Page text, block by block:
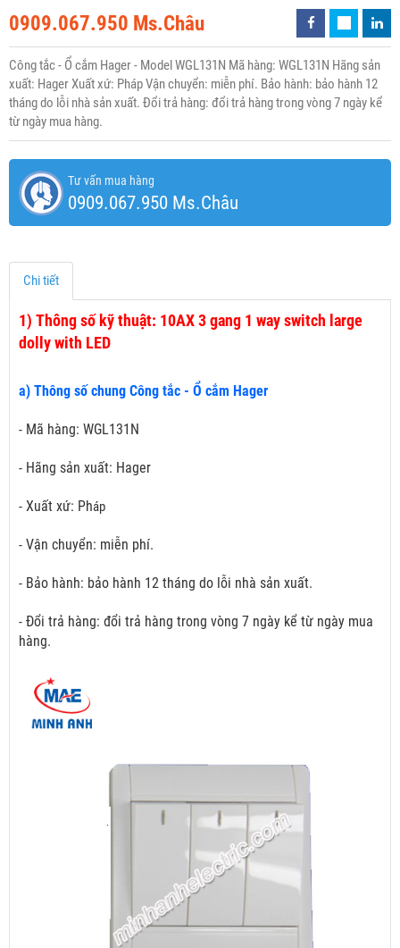
0909.067.950 Ms.Châu
Công tắc - Ổ cắm Hager - Model WGL131N Mã hàng: WGL131N Hãng sản
xuất: Hager Xuất xứ: Pháp Vận chuyển: miễn phí. Bảo hành: bảo hành 12
tháng do lỗi nhà sản xuất. Đổi trả hàng: đổi trả hàng trong vòng 7 ngày kể
từ ngày mua hàng.
Tư vấn mua hàng
0909.067.950 Ms.Châu
Chi tiết
1) Thông số kỹ thuật: 10AX 3 gang 1 way switch large
dolly with LED
a) Thông số chung Công tắc - Ổ cắm Hager
- Mã hàng: WGL131N
- Hãng sản xuất: Hager
- Xuất xứ: Pháp
- Vận chuyển: miễn phí.
- Bảo hành: bảo hành 12 tháng do lỗi nhà sản xuất.
- Đổi trả hàng: đổi trả hàng trong vòng 7 ngày kể từ ngày mua
hàng.